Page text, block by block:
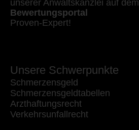
unserer Anwaltskanzlei auf dem
Bewertungsportal
Proven-Expert!
Unsere Schwerpunkte
Schmerzensgeld
Schmerzensgeldtabellen
Arzthaftungsrecht
Verkehrsunfallrecht